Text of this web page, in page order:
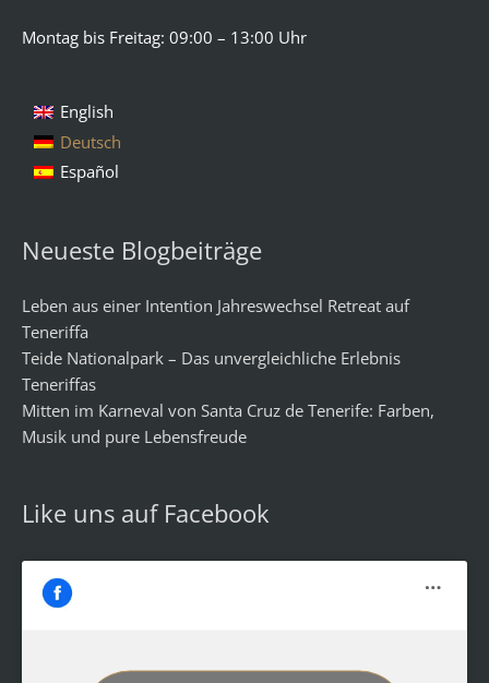
Montag bis Freitag: 09:00 – 13:00 Uhr
English
Deutsch
Español
Neueste Blogbeiträge
Leben aus einer Intention Jahreswechsel Retreat auf
Teneriffa
Teide Nationalpark – Das unvergleichliche Erlebnis
Teneriffas
Mitten im Karneval von Santa Cruz de Tenerife: Farben,
Musik und pure Lebensfreude
Like uns auf Facebook